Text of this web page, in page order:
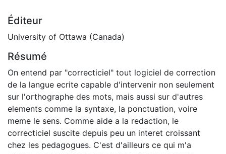
Éditeur
University of Ottawa (Canada)
Résumé
On entend par "correcticiel" tout logiciel de correction
de la langue ecrite capable d'intervenir non seulement
sur l'orthographe des mots, mais aussi sur d'autres
elements comme la syntaxe, la ponctuation, voire
meme le sens. Comme aide a la redaction, le
correcticiel suscite depuis peu un interet croissant
chez les pedagogues. C'est d'ailleurs ce qui m'a